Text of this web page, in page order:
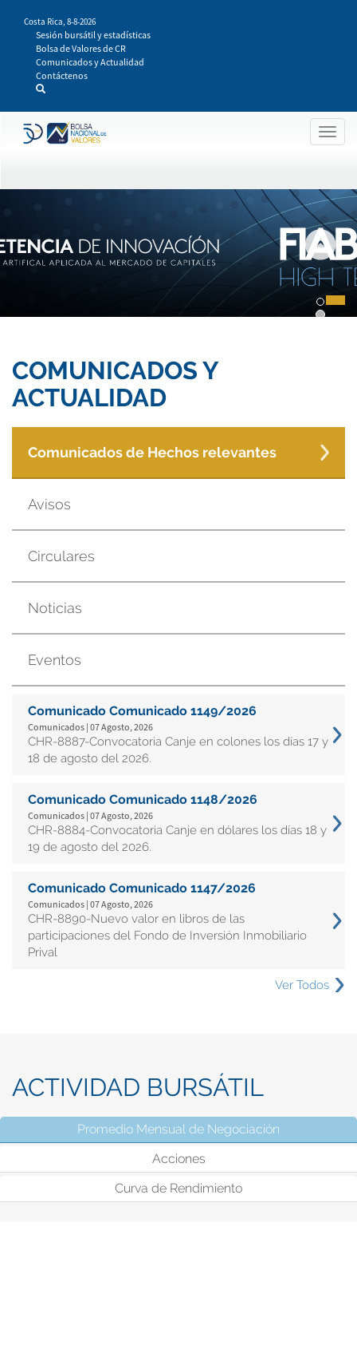
contenido
principal
Costa Rica, 8-8-2026
Sesión bursátil y estadísticas
Bolsa de Valores de CR
Comunicados y Actualidad
Contáctenos
COMUNICADOS Y
ACTUALIDAD
Comunicados de Hechos relevantes
Avisos
Circulares
Noticias
Eventos
Comunicado Comunicado 1149/2026
Comunicados | 07 Agosto, 2026
CHR-8887-Convocatoria Canje en colones los días 17 y
18 de agosto del 2026.
Comunicado Comunicado 1148/2026
Comunicados | 07 Agosto, 2026
CHR-8884-Convocatoria Canje en dólares los días 18 y
19 de agosto del 2026.
Comunicado Comunicado 1147/2026
Comunicados | 07 Agosto, 2026
CHR-8890-Nuevo valor en libros de las
participaciones del Fondo de Inversión Inmobiliario
Prival
Ver Todos
ACTIVIDAD BURSÁTIL
Promedio Mensual de Negociación
Acciones
Curva de Rendimiento